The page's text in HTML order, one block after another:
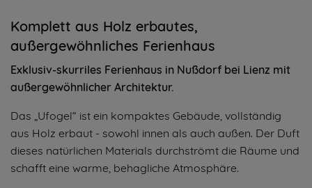
Komplett aus Holz erbautes,
außergewöhnliches Ferienhaus
Exklusiv-skurriles Ferienhaus in Nußdorf bei Lienz mit
außergewöhnlicher Architektur.
Das „Ufogel“ ist ein kompaktes Gebäude, vollständig
aus Holz erbaut - sowohl innen als auch außen. Der Duft
dieses natürlichen Materials durchströmt die Räume und
schafft eine warme, behagliche Atmosphäre.